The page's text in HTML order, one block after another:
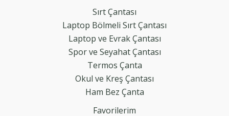
Sırt Çantası
Laptop Bölmeli Sırt Çantası
Laptop ve Evrak Çantası
Spor ve Seyahat Çantası
Termos Çanta
Okul ve Kreş Çantası
Ham Bez Çanta
Favorilerim